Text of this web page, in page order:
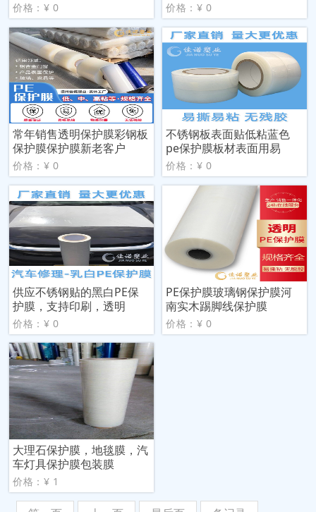
价格：¥ 0 价格：¥ 0
常年销售透明保护膜彩钢板
保护膜保护膜新老客户
价格：¥ 0
不锈钢板表面贴低粘蓝色
pe保护膜板材表面用易
价格：¥ 0
供应不锈钢贴的黑白PE保
护膜，支持印刷，透明
价格：¥ 0
PE保护膜玻璃钢保护膜河
南实木踢脚线保护膜
价格：¥ 0
大理石保护膜，地毯膜，汽
车灯具保护膜包装膜
价格：¥ 1